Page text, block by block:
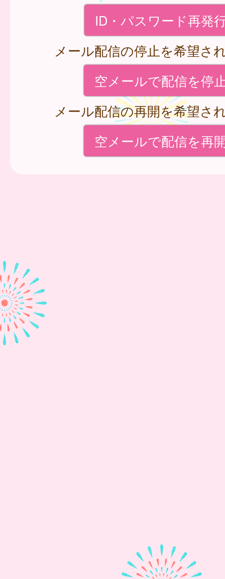
ID・パスワード再発
メール配信の停止を希望さ
空メールで配信を停
メール配信の再開を希望さ
空メールで配信を再